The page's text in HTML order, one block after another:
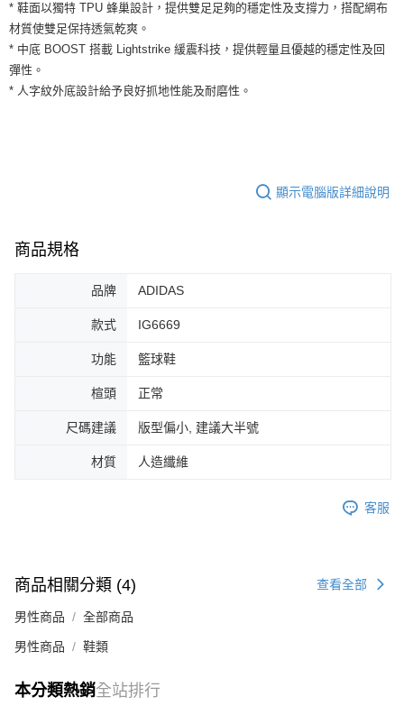
２．訂單成立數日內，您將收到繳費通知簡訊。
３．收到繳費通知簡訊後14天內，點擊此簡訊中的連結，可透過四大超商／
ATM／網路銀行／等多元方式進行付款，方視為交易完成。
※ 請注意：結帳手續完成當下不需立刻繳費，但若您需要取消訂單，請聯絡
購買商品的店家。未經商家同意取消之訂單仍視為有效，需透過AFTEE先享
後付繳納相關費用。
１．透過由恩沛科技股份有限公司提供之「AFTEE先享後付」服務完成之交
易，需依本服務之必要範圍內提供個人資料，並將交易相關給付款項請求債
https://aftee.tw/terms/#terms3
「AFTEE先享後付」，若未經同意申辦者引起之損失，本公司不負相關責
４．使用「AFTEE先享後付」時，將依據個別帳號之用戶狀況，依本公司即
時審查核予不同之上限額度；若仍有額度不足之情形，本公司將視審查結果
５．嚴禁一人註冊多個帳號或使用他人資訊註冊。若發現惡意使用之情形，
每筆NT$60，滿NT$1,500(含以上)免運費
7-11取貨付款
每筆NT$60，滿NT$1,500(含以上)免運費
* 鞋面以獨特 TPU 蜂巢設計，提供雙足足夠的穩定性及支撐力，搭配網布
材質使雙足保持透氣乾爽。
* 中底 BOOST 搭載 Lightstrike 緩震科技，提供輕量且優越的穩定性及回
彈性。
* 人字紋外底設計給予良好抓地性能及耐磨性。
顯示電腦版詳細說明
商品規格
品牌 ADIDAS
款式 IG6669
功能 籃球鞋
楦頭 正常
尺碼建議 版型偏小, 建議大半號
材質 人造纖維
客服
商品相關分類 (4) 查看全部
男性商品 全部商品
男性商品 鞋類
本分類熱銷全站排行